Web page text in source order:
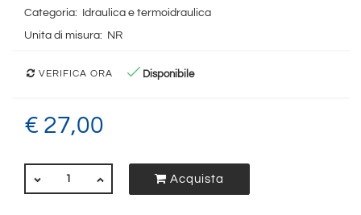
Categoria:
Idraulica e termoidraulica
Unita di misura:
NR
VERIFICA ORA Disponibile
€ 27,00
Acquista